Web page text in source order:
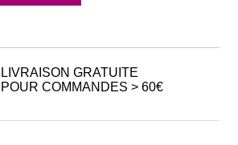
LIVRAISON GRATUITE
POUR COMMANDES > 60€